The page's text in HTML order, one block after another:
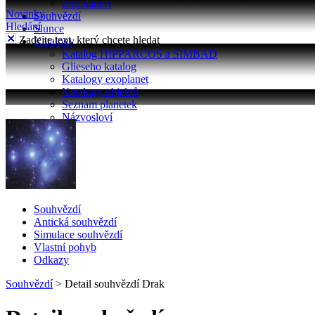
Exoplanety
Souhvězdí
Slunce
Katalogy
Katalog HIPPARCOS a SIMBAD
Glieseho katalog
Katalogy exoplanet
Katalogy objektů
Seznam planetek
Názvosloví
Novinky
Hledání
Zadejte text, který chcete hledat
Souhvězdí
Antická souhvězdí
Simulace souhvězdí
Vlastní pohyb
Odkazy
Souhvězdí > Detail souhvězdí Drak